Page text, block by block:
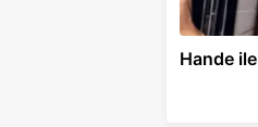
Hande